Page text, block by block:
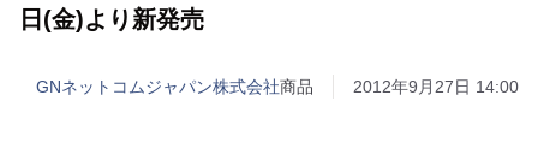
日(金)より新発売
GNネットコムジャパン株式会社商品 2012年9月27日 14:00